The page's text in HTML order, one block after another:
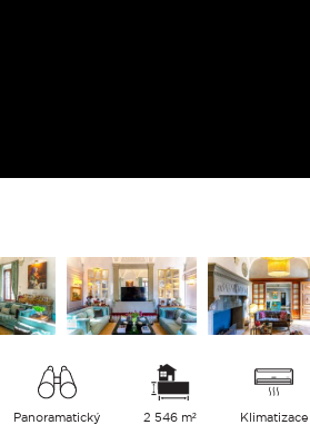
Panoramatický 2 546 m² Klimatizace